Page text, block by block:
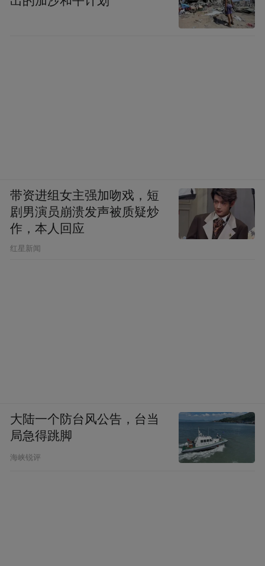
带资进组女主强加吻戏，短
剧男演员崩溃发声被质疑炒
作，本人回应
​红星新闻
大陆一个防台风公告，台当
局急得跳脚
海峡锐评